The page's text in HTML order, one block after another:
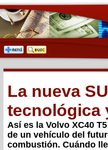
La nueva
tecnológica
Así es la Volvo XC40
de un vehículo del
combustión. Cuándo